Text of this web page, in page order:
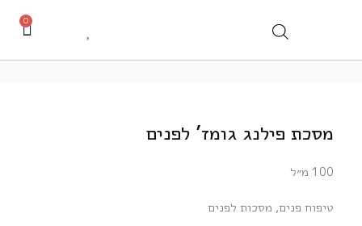
0
מסכת פילנג גומז’ לפנים
100 מ״ל
טיפוח פנים, מסכות לפנים